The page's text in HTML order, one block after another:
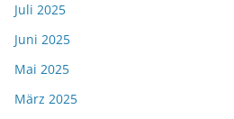
Juli 2025
Juni 2025
Mai 2025
März 2025